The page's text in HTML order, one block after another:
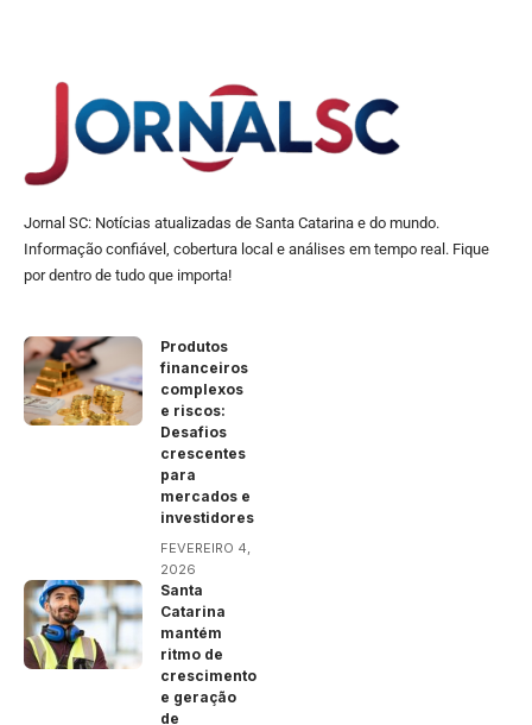
Jornal SC: Notícias atualizadas de Santa Catarina e do mundo.
Informação confiável, cobertura local e análises em tempo real. Fique
por dentro de tudo que importa!
Produtos
financeiros
complexos
e riscos:
Desafios
crescentes
para
mercados e
investidores
FEVEREIRO 4,
2026
Santa
Catarina
mantém
ritmo de
crescimento
e geração
de